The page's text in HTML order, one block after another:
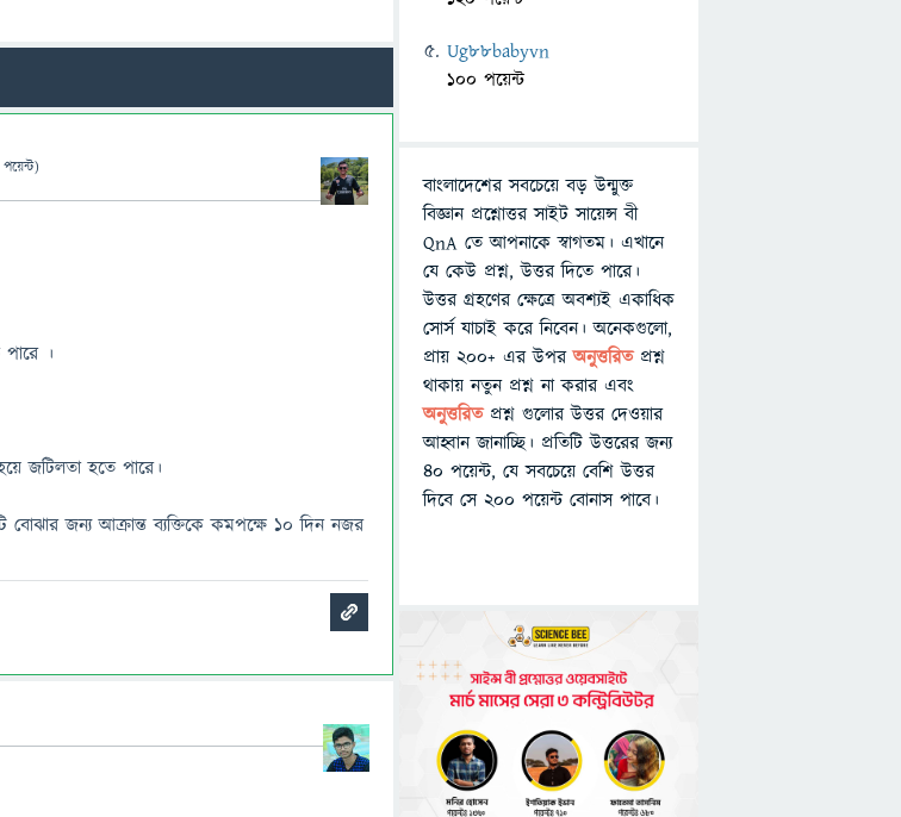
পয়েন্ট)
।
জটিলতা হতে পারে।
জন্য আক্রান্ত ব্যক্তিকে কমপক্ষে ১০ দিন নজর
Ug88babyvn
100 পয়েন্ট
বাংলাদেশের সবচেয়ে বড় উন্মুক্ত
বিজ্ঞান প্রশ্নোত্তর সাইট সায়েন্স বী
QnA তে আপনাকে স্বাগতম। এখানে
যে কেউ প্রশ্ন, উত্তর দিতে পারে।
উত্তর গ্রহণের ক্ষেত্রে অবশ্যই একাধিক
সোর্স যাচাই করে নিবেন। অনেকগুলো,
প্রায় ২০০+ এর উপরঅনুত্তরিতপ্রশ্ন
থাকায় নতুন প্রশ্ন না করার এবং
অনুত্তরিত প্রশ্ন গুলোর উত্তর দেওয়ার
আহ্বান জানাচ্ছি। প্রতিটি উত্তরের জন্য
৪০ পয়েন্ট, যে সবচেয়ে বেশি উত্তর
দিবে সে ২০০ পয়েন্ট বোনাস পাবে।